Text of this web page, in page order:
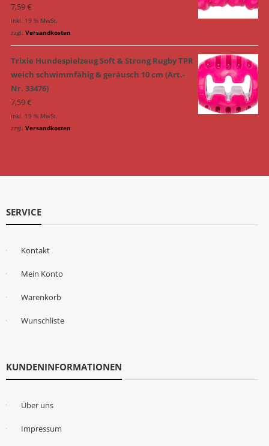
7,59€
inkl. 19 % MwSt.
zzgl. Versandkosten
Trixie Hundespielzeug Soft & Strong Rugby TPR
weich schwimmfähig & geräusch 10 cm (Art.-
Nr. 33476)
7,59€
inkl. 19 % MwSt.
zzgl. Versandkosten
SERVICE
Kontakt
Mein Konto
Warenkorb
Wunschliste
KUNDENINFORMATIONEN
Über uns
Impressum